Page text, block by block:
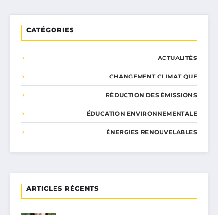
CATÉGORIES
ACTUALITÉS
CHANGEMENT CLIMATIQUE
RÉDUCTION DES ÉMISSIONS
ÉDUCATION ENVIRONNEMENTALE
ÉNERGIES RENOUVELABLES
ARTICLES RÉCENTS